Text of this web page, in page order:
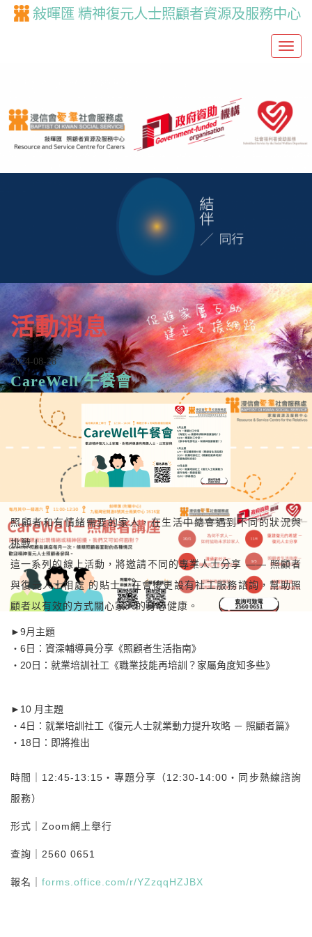
敍暉匯 精神復元人士照顧者資源及服務中心
T
g
l
o
n
活動消息
2024-08-28
CareWell 午餐會
照顧者和有情緒需要的家人，在生活中總會遇到不同的狀況與
挑戰！
這一系列的線上活動，將邀請不同的專業人士分享 —— 照顧者
與復元人士相處 的貼士，在會後更設有社工服務諮詢，幫助照
顧者以有效的方式關心家人的身心健康。
►9月主題
・6日：資深輔導員分享《照顧者生活指南》
・20日：就業培訓社工《職業技能再培訓？家屬角度知多些》
►10 月主題
・4日：就業培訓社工《復元人士就業動力提升攻略 － 照顧者篇》
・18日：即將推出
時間｜12:45-13:15・專題分享（12:30-14:00・同步熱線諮詢
服務）
形式｜Zoom網上舉行
查詢｜2560 0651
報名｜ forms.office.com/r/YZzqqHZJBX